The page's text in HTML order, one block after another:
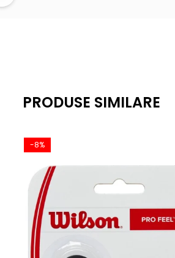
PRODUSE SIMILARE
-8%